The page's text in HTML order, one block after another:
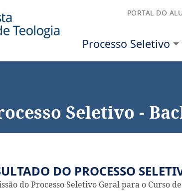
PORTAL DO
Processo Seletivo
Seletivo -
DO PROCESSO
do Processo Seletivo Geral para o Curso